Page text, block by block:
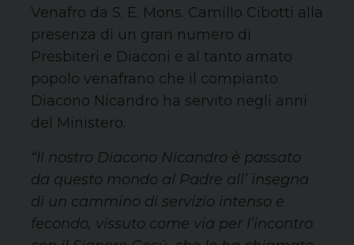
Venafro da S. E. Mons. Camillo Cibotti alla
presenza di un gran numero di
Presbiteri e Diaconi e al tanto amato
popolo venafrano che il compianto
Diacono Nicandro ha servito negli anni
del Ministero.
“Il nostro Diacono Nicandro è passato
da questo mondo al Padre all’ insegna
di un cammino di servizio intenso e
fecondo, vissuto come via per l’incontro